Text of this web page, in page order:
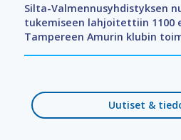
Silta-Valmennusyhdistyksen
tukemiseen lahjoitettiin 1100
Tampereen Amurin klubin
Uutiset &